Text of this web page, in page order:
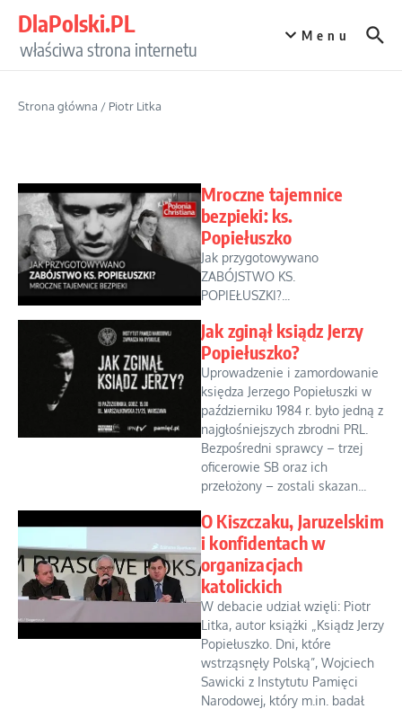
DlaPolski.PL
właściwa strona internetu
Menu
Strona główna / Piotr Litka
Mroczne tajemnice
bezpieki: ks.
Popiełuszko
Jak przygotowywano
ZABÓJSTWO KS.
POPIEŁUSZKI?...
Jak zginął ksiądz Jerzy
Popiełuszko?
Uprowadzenie i zamordowanie
księdza Jerzego Popiełuszki w
październiku 1984 r. było jedną z
najgłośniejszych zbrodni PRL.
Bezpośredni sprawcy – trzej
oficerowie SB oraz ich
przełożony – zostali skazan...
O Kiszczaku, Jaruzelskim
i konfidentach w
organizacjach
katolickich
W debacie udział wzięli: Piotr
Litka, autor książki „Ksiądz Jerzy
Popiełuszko. Dni, które
wstrząsnęły Polską”, Wojciech
Sawicki z Instytutu Pamięci
Narodowej, który m.in. badał